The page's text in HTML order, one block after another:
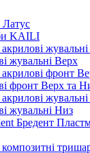
Латус
KAILI
жувальні Верх
фронт Верх та
жувальні Низ